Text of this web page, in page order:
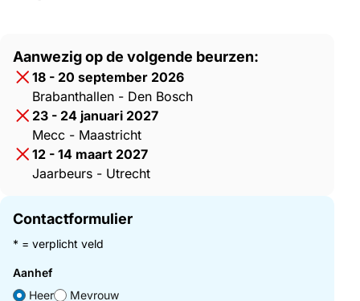
Aanwezig op de volgende beurzen:
18 - 20 september 2026
Brabanthallen - Den Bosch
23 - 24 januari 2027
Mecc - Maastricht
12 - 14 maart 2027
Jaarbeurs - Utrecht
Contactformulier
* = verplicht veld
Aanhef
Heer
Mevrouw